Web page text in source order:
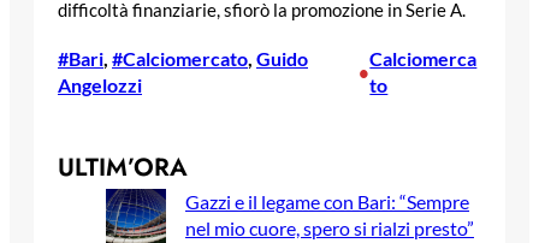
difficoltà finanziarie, sfiorò la promozione in Serie A.
#Bari, #Calciomercato, Guido
Angelozzi
•
Calciomerca
to
ULTIM’ORA
Gazzi e il legame con Bari: “Sempre
nel mio cuore, spero si rialzi presto”